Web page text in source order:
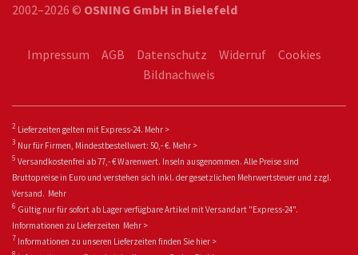
2002–2026 © OSNING GmbH in Bielefeld
Impressum AGB Datenschutz Widerruf
Cookies
Bildnachweis
2 Lieferzeiten gelten mit Express-24. Mehr >
3 Nur für Firmen, Mindestbestellwert: 50,- €. Mehr >
5 Versandkostenfrei ab 77,- € Warenwert. Inseln ausgenommen. Alle Preise sind
Bruttopreise in Euro und verstehen sich inkl. der gesetzlichen Mehrwertsteuer und zzgl.
Versand. Mehr
6 Gültig nur für sofort ab Lager verfügbare Artikel mit Versandart "Express-24".
Informationen zu Lieferzeiten Mehr >
7 Informationen zu unseren Lieferzeiten finden Sie hier >